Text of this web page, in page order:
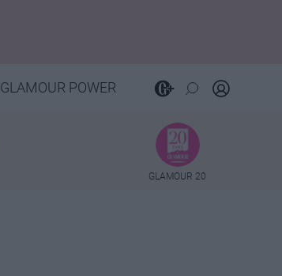
GLAMOUR POWER
GLAMOUR 20